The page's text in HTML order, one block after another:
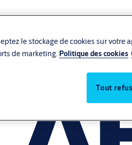
le stockage de cookies sur
de marketing. Politique des cookies
Tout